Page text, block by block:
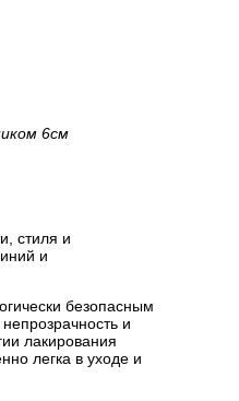
6см
стиля и
и
безопасным
и
лакирования
легка в уходе и